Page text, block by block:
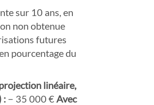
sur 10 ans, en
non obtenue
futures
pourcentage du
linéaire,
:− 35 000 € Avec